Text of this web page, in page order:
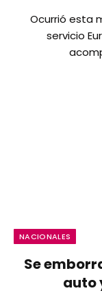
Ocurrió esta
servicio
NACIONALES
Se
auto